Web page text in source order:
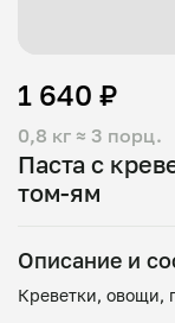
Паста с
том-ям
0,8 кг ≈ 3 порц.
1 640 ₽
Описание и